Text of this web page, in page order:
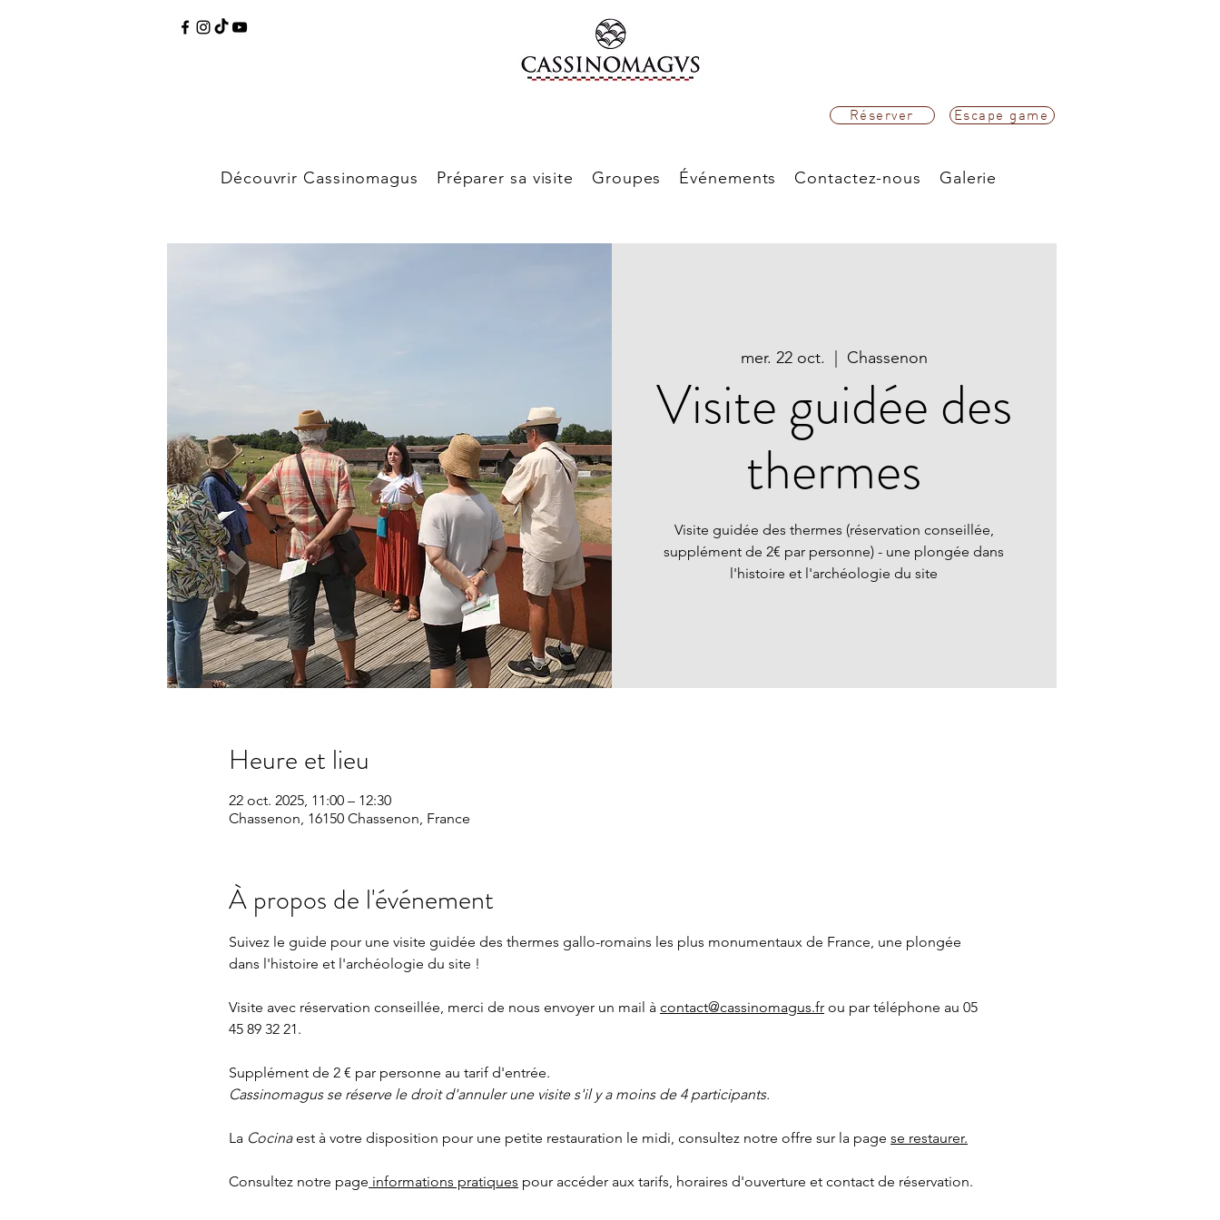
Réserver Escape game
Découvrir Cassinomagus Préparer sa visite Groupes Événements Contactez-nous Galerie
mer. 22 oct.
  |
Chassenon
Visite guidée des
thermes
Visite guidée des thermes (réservation conseillée,
supplément de 2€ par personne) - une plongée dans
l'histoire et l'archéologie du site
Heure et lieu
22 oct. 2025, 11:00 – 12:30
Chassenon, 16150 Chassenon, France
À propos de l'événement
Suivez le guide pour une visite guidée des thermes gallo-romains les plus monumentaux de France, une plongée
dans l'histoire et l'archéologie du site !
Visite avec réservation conseillée, merci de nous envoyer un mail à contact@cassinomagus.fr ou par téléphone au 05
45 89 32 21.
Supplément de 2 € par personne au tarif d'entrée.
Cassinomagus se réserve le droit d'annuler une visite s'il y a moins de 4 participants.
La Cocina est à votre disposition pour une petite restauration le midi, consultez notre offre sur la page se restaurer.
Consultez notre page informations pratiques pour accéder aux tarifs, horaires d'ouverture et contact de réservation.